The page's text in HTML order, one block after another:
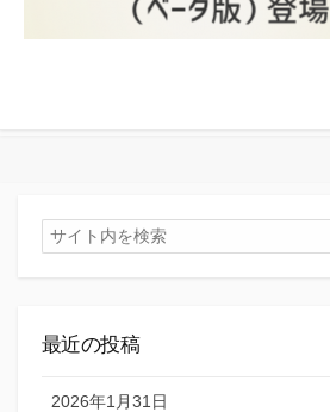
検
索
最近の投稿
2026年1月31日